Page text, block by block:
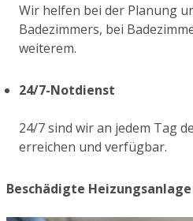
Wir helfen bei der Planung
Badezimmers, bei
weiterem.
24/7-Notdienst
24/7 sind wir an jedem Tag
erreichen und verfügbar.
Beschädigte